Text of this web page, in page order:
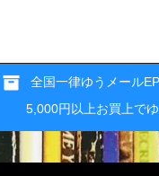
全国一律ゆうメール
5,000円以上お買上で